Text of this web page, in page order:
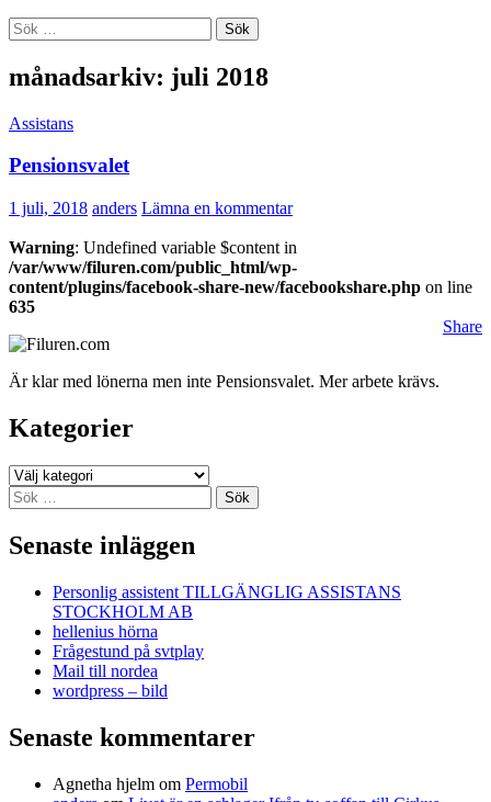
Sök
efter:
månadsarkiv: juli 2018
Assistans
Pensionsvalet
1 juli, 2018 anders Lämna en kommentar
Warning: Undefined variable $content in
/var/www/filuren.com/public_html/wp-
content/plugins/facebook-share-new/facebookshare.php on line
635
Share
Är klar med lönerna men inte Pensionsvalet. Mer arbete krävs.
Kategorier
Kategorier
Sök
efter:
Senaste inläggen
Personlig assistent TILLGÄNGLIG ASSISTANS
STOCKHOLM AB
hellenius hörna
Frågestund på svtplay
Mail till nordea
wordpress – bild
Senaste kommentarer
Agnetha hjelm om Permobil